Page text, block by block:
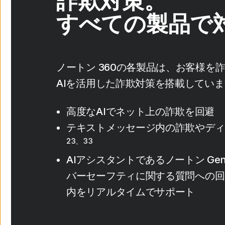
すべての製品で
ノートン 360の各製品は、お客様を
AIを活用した詐欺対策を搭載してい
高度なAIでネット上の詐欺を回避
テキストメッセージ内の詐欺やデ
23、33
AIアシスタントであるノートン
バーセーフティに関する質問への
内をリアルタイムでサポート